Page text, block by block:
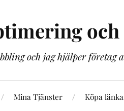
och jag hjälper företag
Mina Tjänster Köpa